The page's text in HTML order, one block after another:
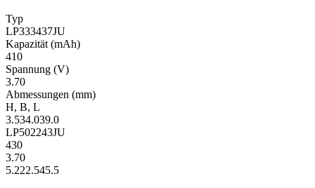
Typ
LP333437JU
Kapa­zität (mAh)
410
Span­nung (V)
3.70
Ab­mes­sungen (mm)
H, B, L
3.534.039.0
LP502243JU
430
3.70
5.222.545.5